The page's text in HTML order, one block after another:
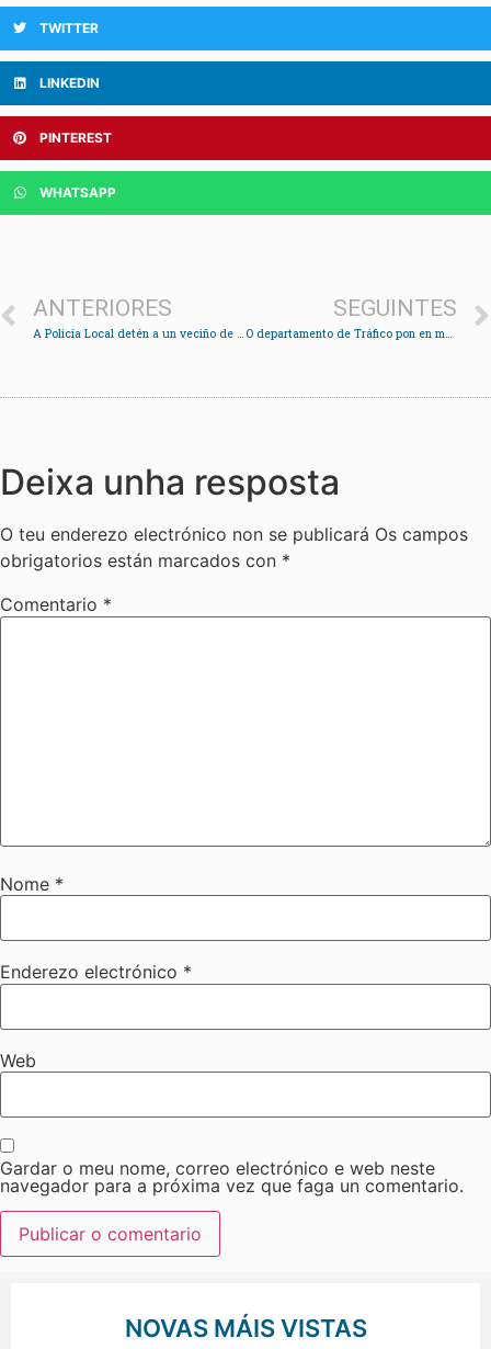
TWITTER
LINKEDIN
PINTEREST
WHATSAPP
ANTERIORES
A Policía Local detén a un veciño de Vigo acusado de atentar contra a autoridade
SEGUINTES
O departamento de Tráfico pon en marcha unha campaña de control na zona azul da Alameda
Deixa unha resposta
O teu enderezo electrónico non se publicará Os campos
obrigatorios están marcados con *
Comentario *
Nome *
Enderezo electrónico *
Web
Gardar o meu nome, correo electrónico e web neste
navegador para a próxima vez que faga un comentario.
NOVAS MÁIS VISTAS